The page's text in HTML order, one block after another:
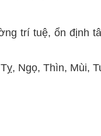
trí tuệ, ổn định
Ngọ, Thìn, Mùi,